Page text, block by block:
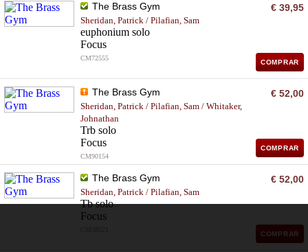
The Brass Gym
Sheridan, Patrick / Pilafian, Sam
euphonium solo
Focus
CM72555
€ 39,95
COMPRAR
The Brass Gym
Sheridan, Patrick / Pilafian, Sam / Whitaker,
Johnathan
Trb solo
Focus
CM90154
€ 52,00
COMPRAR
The Brass Gym
Sheridan, Patrick / Pilafian, Sam
Tb solo
Focus
€ 52,00
COMPRAR